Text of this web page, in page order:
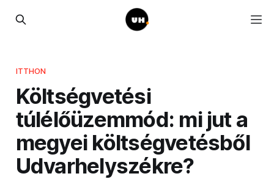
ITTHON
Költségvetési
túlélőüzemmód: mi jut a
megyei költségvetésből
Udvarhelyszékre?